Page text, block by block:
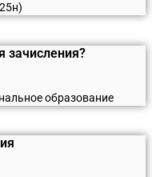
зачисления?
образование